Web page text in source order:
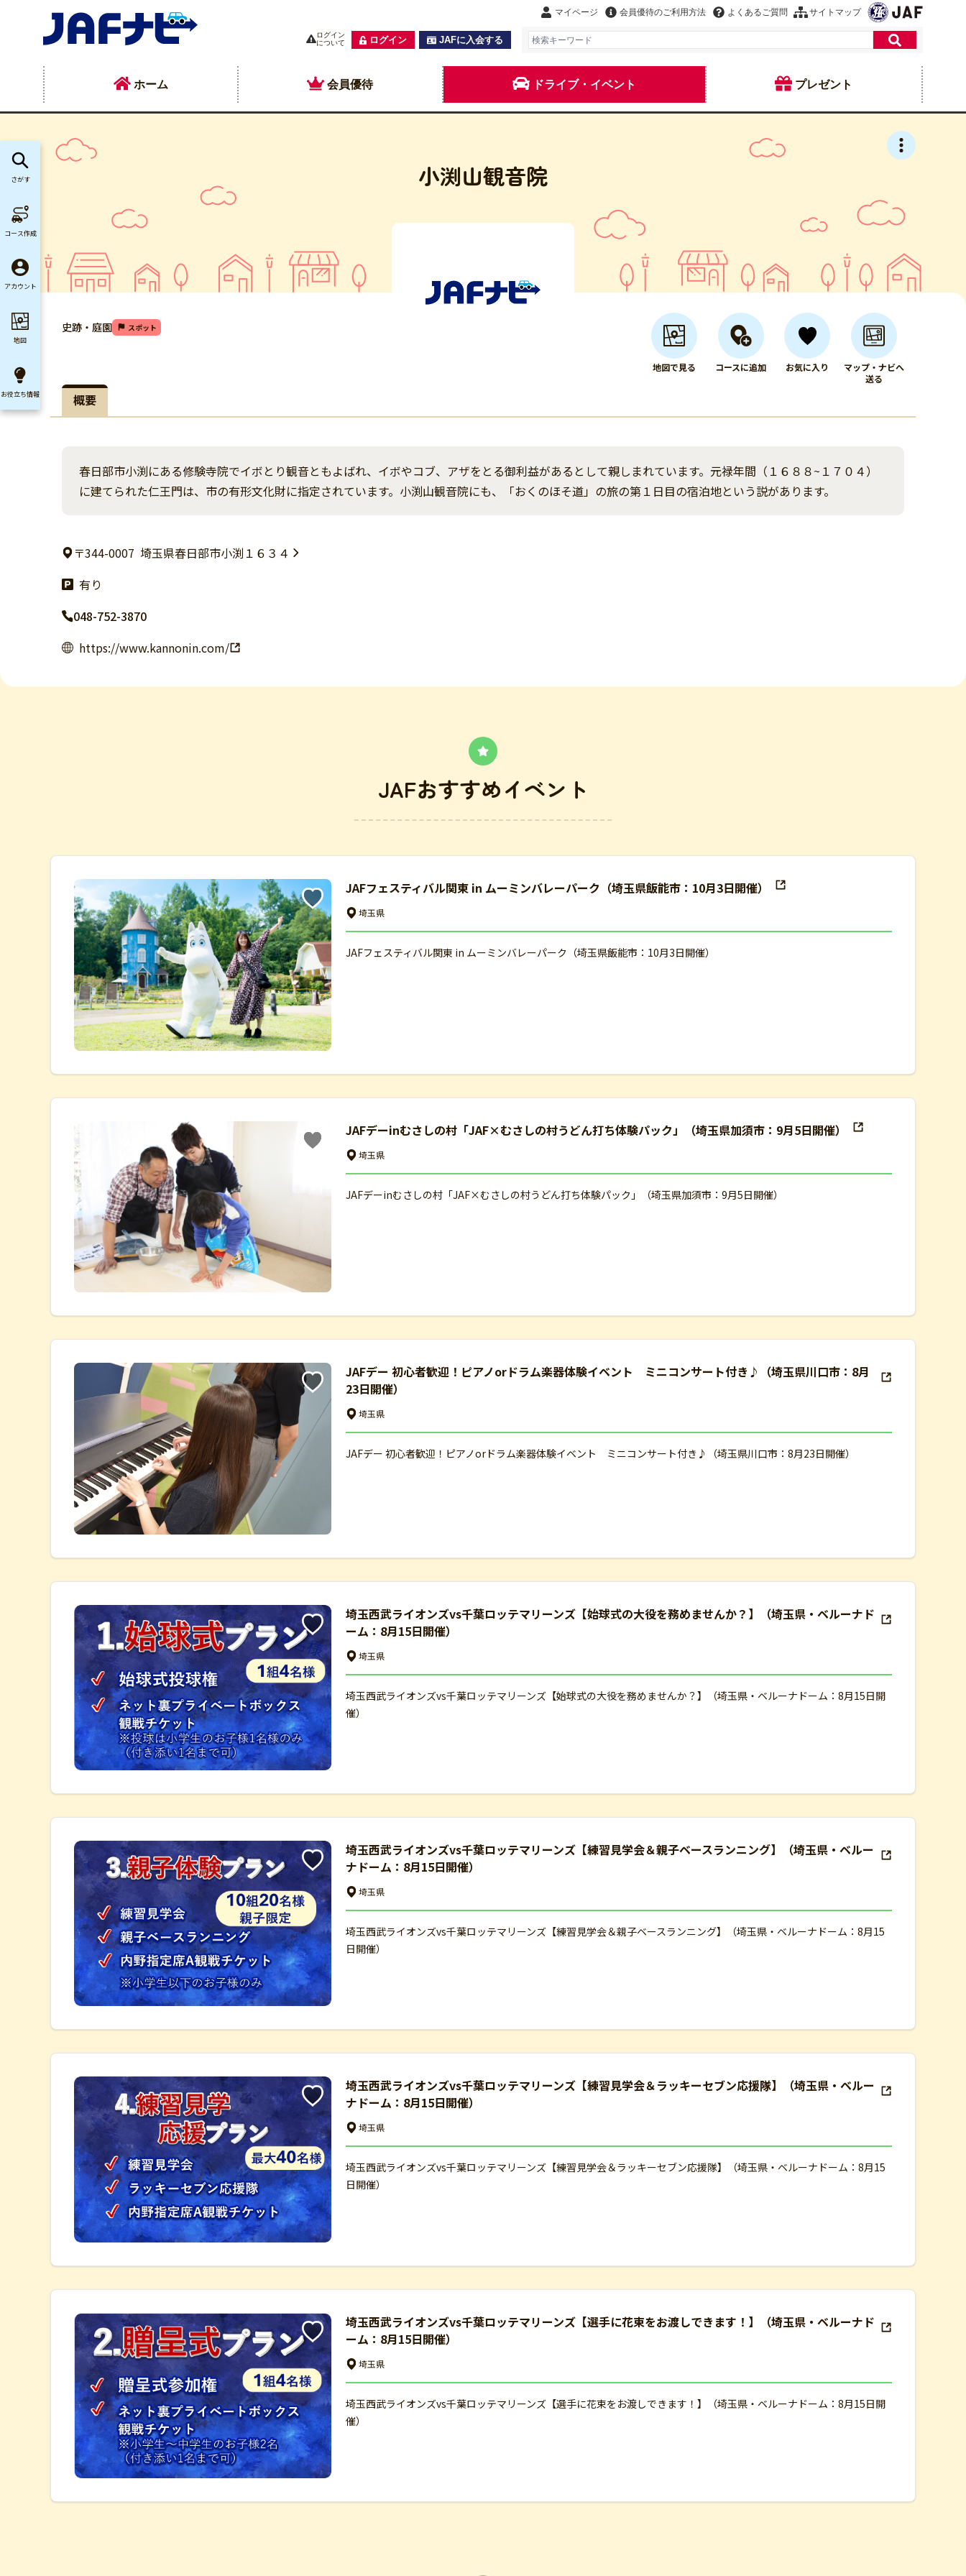
マイページ 会員優待のご利用方法 よくあるご質問 サイトマップ
ログイン
について
ログイン JAFに入会する
ホーム 会員優待 ドライブ・イベント プレゼント
小渕山観音院
史跡・庭園 スポット
地図で見る コースに追加 お気に入り
マップ・ナビへ
送る
概要
春日部市小渕にある修験寺院でイボとり観音ともよばれ、イボやコブ、アザをとる御利益があるとして親しまれています。元禄年間（１６８８~１７０４）
に建てられた仁王門は、市の有形文化財に指定されています。小渕山観音院にも、「おくのほそ道」の旅の第１日目の宿泊地という説があります。
〒344-0007 埼玉県春日部市小渕１６３４
有り
048-752-3870
https://www.kannonin.com/
JAFおすすめイベント
JAFフェスティバル関東 in ムーミンバレーパーク（埼玉県飯能市：10月3日開催）
埼玉県
JAFフェスティバル関東 in ムーミンバレーパーク（埼玉県飯能市：10月3日開催）
JAFデーinむさしの村「JAF×むさしの村うどん打ち体験パック」（埼玉県加須市：9月5日開催）
埼玉県
JAFデーinむさしの村「JAF×むさしの村うどん打ち体験パック」（埼玉県加須市：9月5日開催）
JAFデー 初心者歓迎！ピアノorドラム楽器体験イベント ミニコンサート付き♪（埼玉県川口市：8月
23日開催）
埼玉県
JAFデー 初心者歓迎！ピアノorドラム楽器体験イベント ミニコンサート付き♪（埼玉県川口市：8月23日開催）
埼玉西武ライオンズvs千葉ロッテマリーンズ【始球式の大役を務めませんか？】（埼玉県・ベルーナド
ーム：8月15日開催）
埼玉県
埼玉西武ライオンズvs千葉ロッテマリーンズ【始球式の大役を務めませんか？】（埼玉県・ベルーナドーム：8月15日開
催）
埼玉西武ライオンズvs千葉ロッテマリーンズ【練習見学会＆親子ベースランニング】（埼玉県・ベルー
ナドーム：8月15日開催）
埼玉県
埼玉西武ライオンズvs千葉ロッテマリーンズ【練習見学会＆親子ベースランニング】（埼玉県・ベルーナドーム：8月15
日開催）
埼玉西武ライオンズvs千葉ロッテマリーンズ【練習見学会＆ラッキーセブン応援隊】（埼玉県・ベルー
ナドーム：8月15日開催）
埼玉県
埼玉西武ライオンズvs千葉ロッテマリーンズ【練習見学会＆ラッキーセブン応援隊】（埼玉県・ベルーナドーム：8月15
日開催）
埼玉西武ライオンズvs千葉ロッテマリーンズ【選手に花束をお渡しできます！】（埼玉県・ベルーナド
ーム：8月15日開催）
埼玉県
埼玉西武ライオンズvs千葉ロッテマリーンズ【選手に花束をお渡しできます！】（埼玉県・ベルーナドーム：8月15日開
催）
さがす
コース作成
アカウント
地図
お役立ち情報